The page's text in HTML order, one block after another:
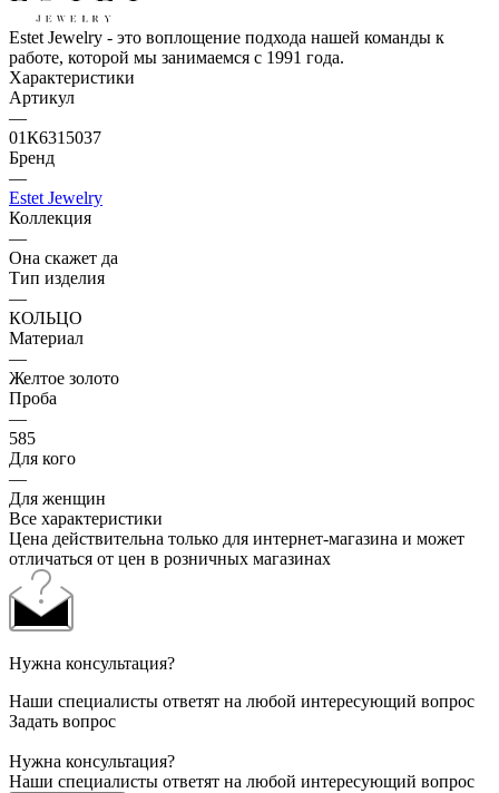
Estet Jewelry - это воплощение подхода нашей команды к
работе, которой мы занимаемся с 1991 года.
Характеристики
Артикул
—
01К6315037
Бренд
—
Estet Jewelry
Коллекция
—
Она скажет да
Тип изделия
—
КОЛЬЦО
Материал
—
Желтое золото
Проба
—
585
Для кого
—
Для женщин
Все характеристики
Цена действительна только для интернет-магазина и может
отличаться от цен в розничных магазинах
Нужна консультация?
Наши специалисты ответят на любой интересующий вопрос
Задать вопрос
Нужна консультация?
Наши специалисты ответят на любой интересующий вопрос